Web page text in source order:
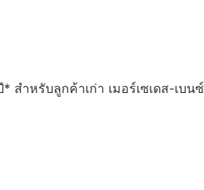
สำหรับลูกค้าเก่า เมอร์เซเดส-เบนซ์